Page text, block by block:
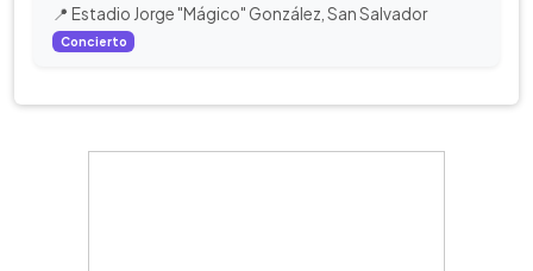
📍 Estadio Jorge "Mágico" González, San Salvador
Concierto